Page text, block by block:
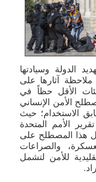
الدولة وسيادتها
آثارها على
الأقل حظاً في
الأمن الإنساني
الاستخدام؛ حيث
الأمم المتحدة
شجع دخول هذا المصطلح على
والصراعات
للأمن لتشمل